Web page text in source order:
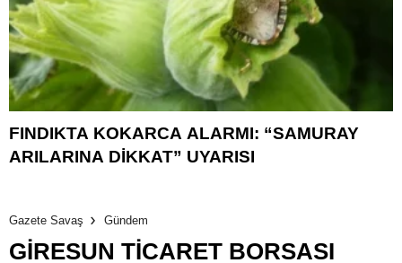
FINDIKTA KOKARCA ALARMI: “SAMURAY
ARILARINA DİKKAT” UYARISI
Gazete Savaş Gündem
GİRESUN TİCARET BORSASI